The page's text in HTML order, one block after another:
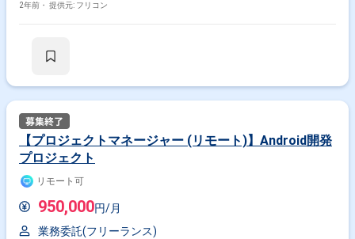
2年前・ 提供元: フリコン
【プロジェクトマネージャー (リモート)】Android開発
プロジェクト
リモート可
950,000円/月
業務委託(フリーランス)